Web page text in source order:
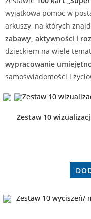
wyjątkowa pomoc w
arkuszy, na których
zabawy, aktywności i
dzieckiem na wiele
wypracowanie
samoświadomości i
Zestaw 10